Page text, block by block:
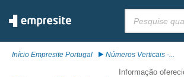
Início Empresite Portugal Números Verticais -...
Informação